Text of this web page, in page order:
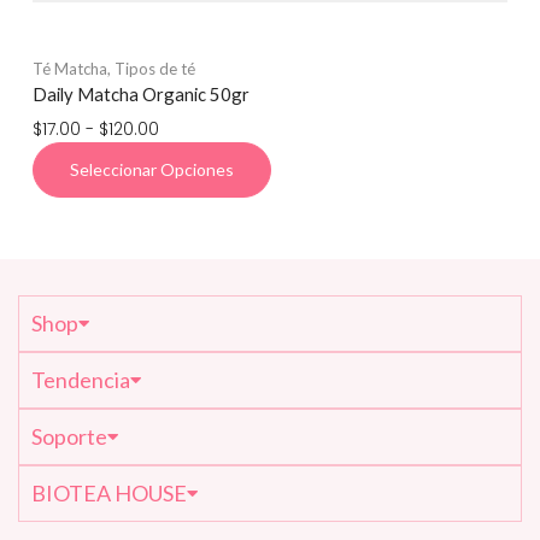
Té Matcha, Tipos de té
Daily Matcha Organic 50gr
$17.00 - $120.00
Seleccionar Opciones
Shop
Tendencia
Soporte
BIOTEA HOUSE